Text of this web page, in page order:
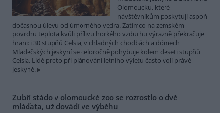
Olomoucku, které
návštěvníkům poskytují aspoň
dočasnou úlevu od úmorného vedra. Zatímco na zemském
povrchu teplota kvůli přílivu horkého vzduchu výrazně překračuje
hranici 30 stupňů Celsia, v chladných chodbách a dómech
Mladečských jeskyní se celoročně pohybuje kolem deseti stupňů
Celsia. Lidé proto při plánování letního výletu často volí právě
jeskyně.
Zubří stádo v olomoucké zoo se rozrostlo o dvě
mláďata, už dovádí ve výběhu